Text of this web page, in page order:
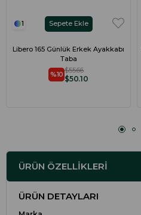
1
Libero 165 Günlük Erkek Ayakkabı
Taba
%10 $50.10
$55.66
Sepete Ekle
ÜRÜN ÖZELLIKLERI
ÜRÜN DETAYLARI